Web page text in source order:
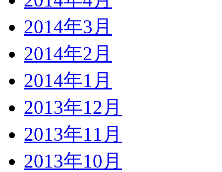
2014年3月
2014年2月
2014年1月
2013年12月
2013年11月
2013年10月